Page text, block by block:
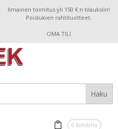
Ilmainen toimitus yli 150 €:n tilauksiin!
Poislukien rahtituotteet.
OMA TILI
0 kohdetta